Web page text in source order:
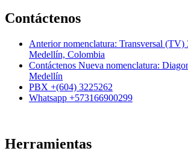
Contáctenos
Anterior nomenclatura: Transversal (TV)
Medellín, Colombia
Contáctenos Nueva nomenclatura:
Medellín
PBX +(604) 3225262
Whatsapp +573166900299
Herramientas